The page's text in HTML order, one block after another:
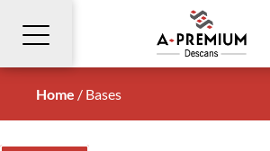
Home / Bases